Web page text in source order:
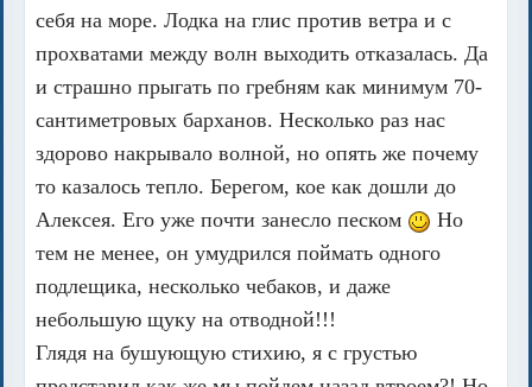
себя на море. Лодка на глис против ветра и с
прохватами между волн выходить отказалась. Да
и страшно прыгать по гребням как минимум 70-
сантиметровых барханов. Несколько раз нас
здорово накрывало волной, но опять же почему
то казалось тепло. Берегом, кое как дошли до
Алексея. Его уже почти занесло песком
Но
тем не менее, он умудрился поймать одного
подлещика, несколько чебаков, и даже
небольшую щуку на отводной!!!
Глядя на бушующую стихию, я с грустью